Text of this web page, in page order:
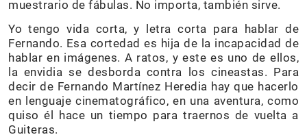
muestrario de fábulas. No importa, también sirve.
Yo tengo vida corta, y letra corta para hablar de
Fernando. Esa cortedad es hija de la incapacidad de
hablar en imágenes. A ratos, y este es uno de ellos,
la envidia se desborda contra los cineastas. Para
decir de Fernando Martínez Heredia hay que hacerlo
en lenguaje cinematográfico, en una aventura, como
quiso él hace un tiempo para traernos de vuelta a
Guiteras.